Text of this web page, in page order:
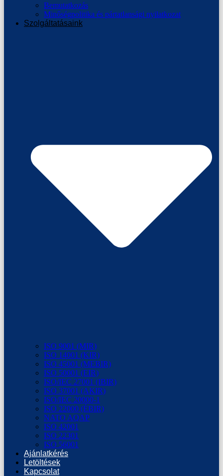
Bemutatkozás
Minőségpolitika és pártatlansági nyilatkozat
Szolgáltatásaink
ISO 9001 (MIR)
ISO 14001 (KIR)
ISO 45001 (MEBIR)
ISO 50001 (EIR)
ISO/IEC 27001 (IBIR)
ISO 37001 (AKIR)
ISO/IEC 20000-1
ISO 22000 (ÉBIR)
NATO AQAP
ISO 42001
ISO 22301
ISO 56001
Ajánlatkérés
Letöltések
Kapcsolat